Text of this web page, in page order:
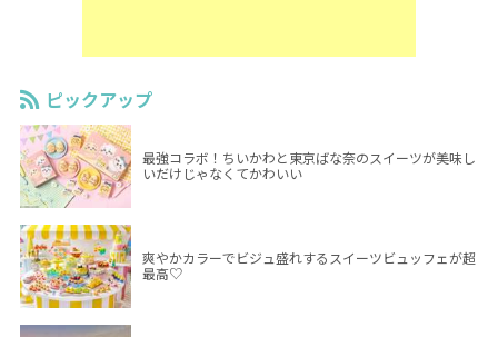
ピックアップ
最強コラボ！ちいかわと東京ばな奈のスイーツが美味し
いだけじゃなくてかわいい
爽やかカラーでビジュ盛れするスイーツビュッフェが超
最高♡